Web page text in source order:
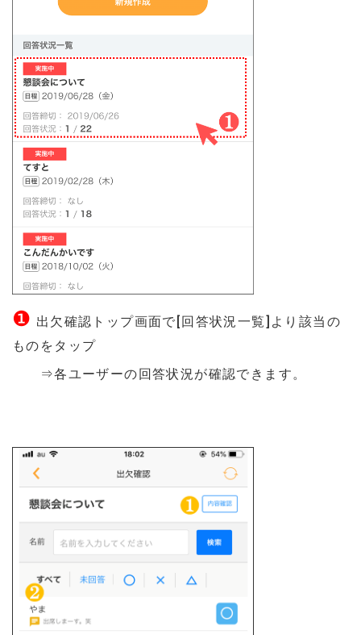
❶ 出欠確認トップ画面で[回答状況一覧]より該当の
ものをタップ
⇒各ユーザーの回答状況が確認できます。